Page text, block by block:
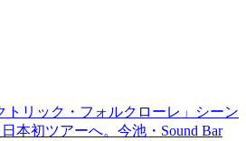
トリック・フォルクローレ」シーン
本初ツアーへ。今池・Sound Bar